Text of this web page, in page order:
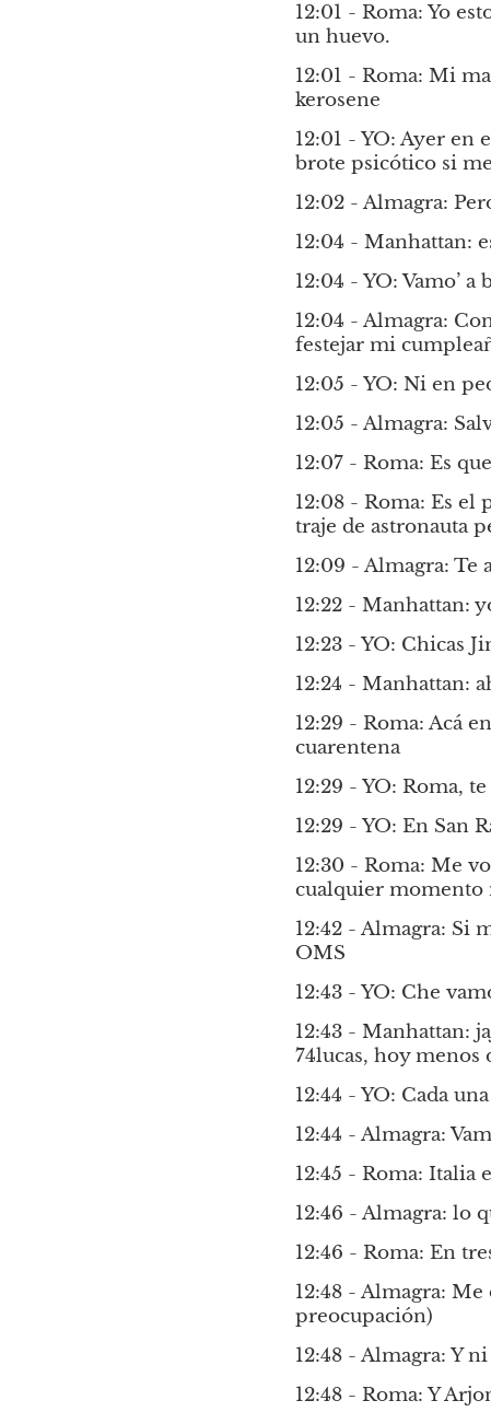
12:01 - Roma: Yo
un huevo.
12:01 - Roma: Mi
kerosene
12:01 - YO: Ayer en
brote psicótico si
12:02 - Almagra:
12:04 - Manhattan:
12:04 - YO: Vamo’ a
12:04 - Almagra:
festejar mi
12:05 - YO: Ni en
12:05 - Almagra:
12:07 - Roma: Es
12:08 - Roma: Es
traje de astronauta
12:09 - Almagra: Te
12:22 - Manhattan:
12:23 - YO: Chicas
12:24 - Manhattan:
12:29 - Roma: Acá
cuarentena
12:29 - YO: Roma,
12:29 - YO: En San
12:30 - Roma: Me
cualquier momento
12:42 - Almagra: Si
OMS
12:43 - YO: Che
12:43 - Manhattan:
74lucas, hoy menos
12:44 - YO: Cada
12:44 - Almagra:
12:45 - Roma: Italia
12:46 - Almagra: lo
12:46 - Roma: En
12:48 - Almagra:
preocupación)
12:48 - Almagra: Y
12:48 - Roma: Y